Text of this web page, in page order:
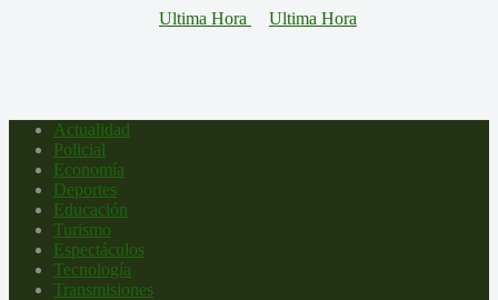
Actualidad
Policial
Economía
Deportes
Educación
Turismo
Espectáculos
Tecnología
Transmisiones